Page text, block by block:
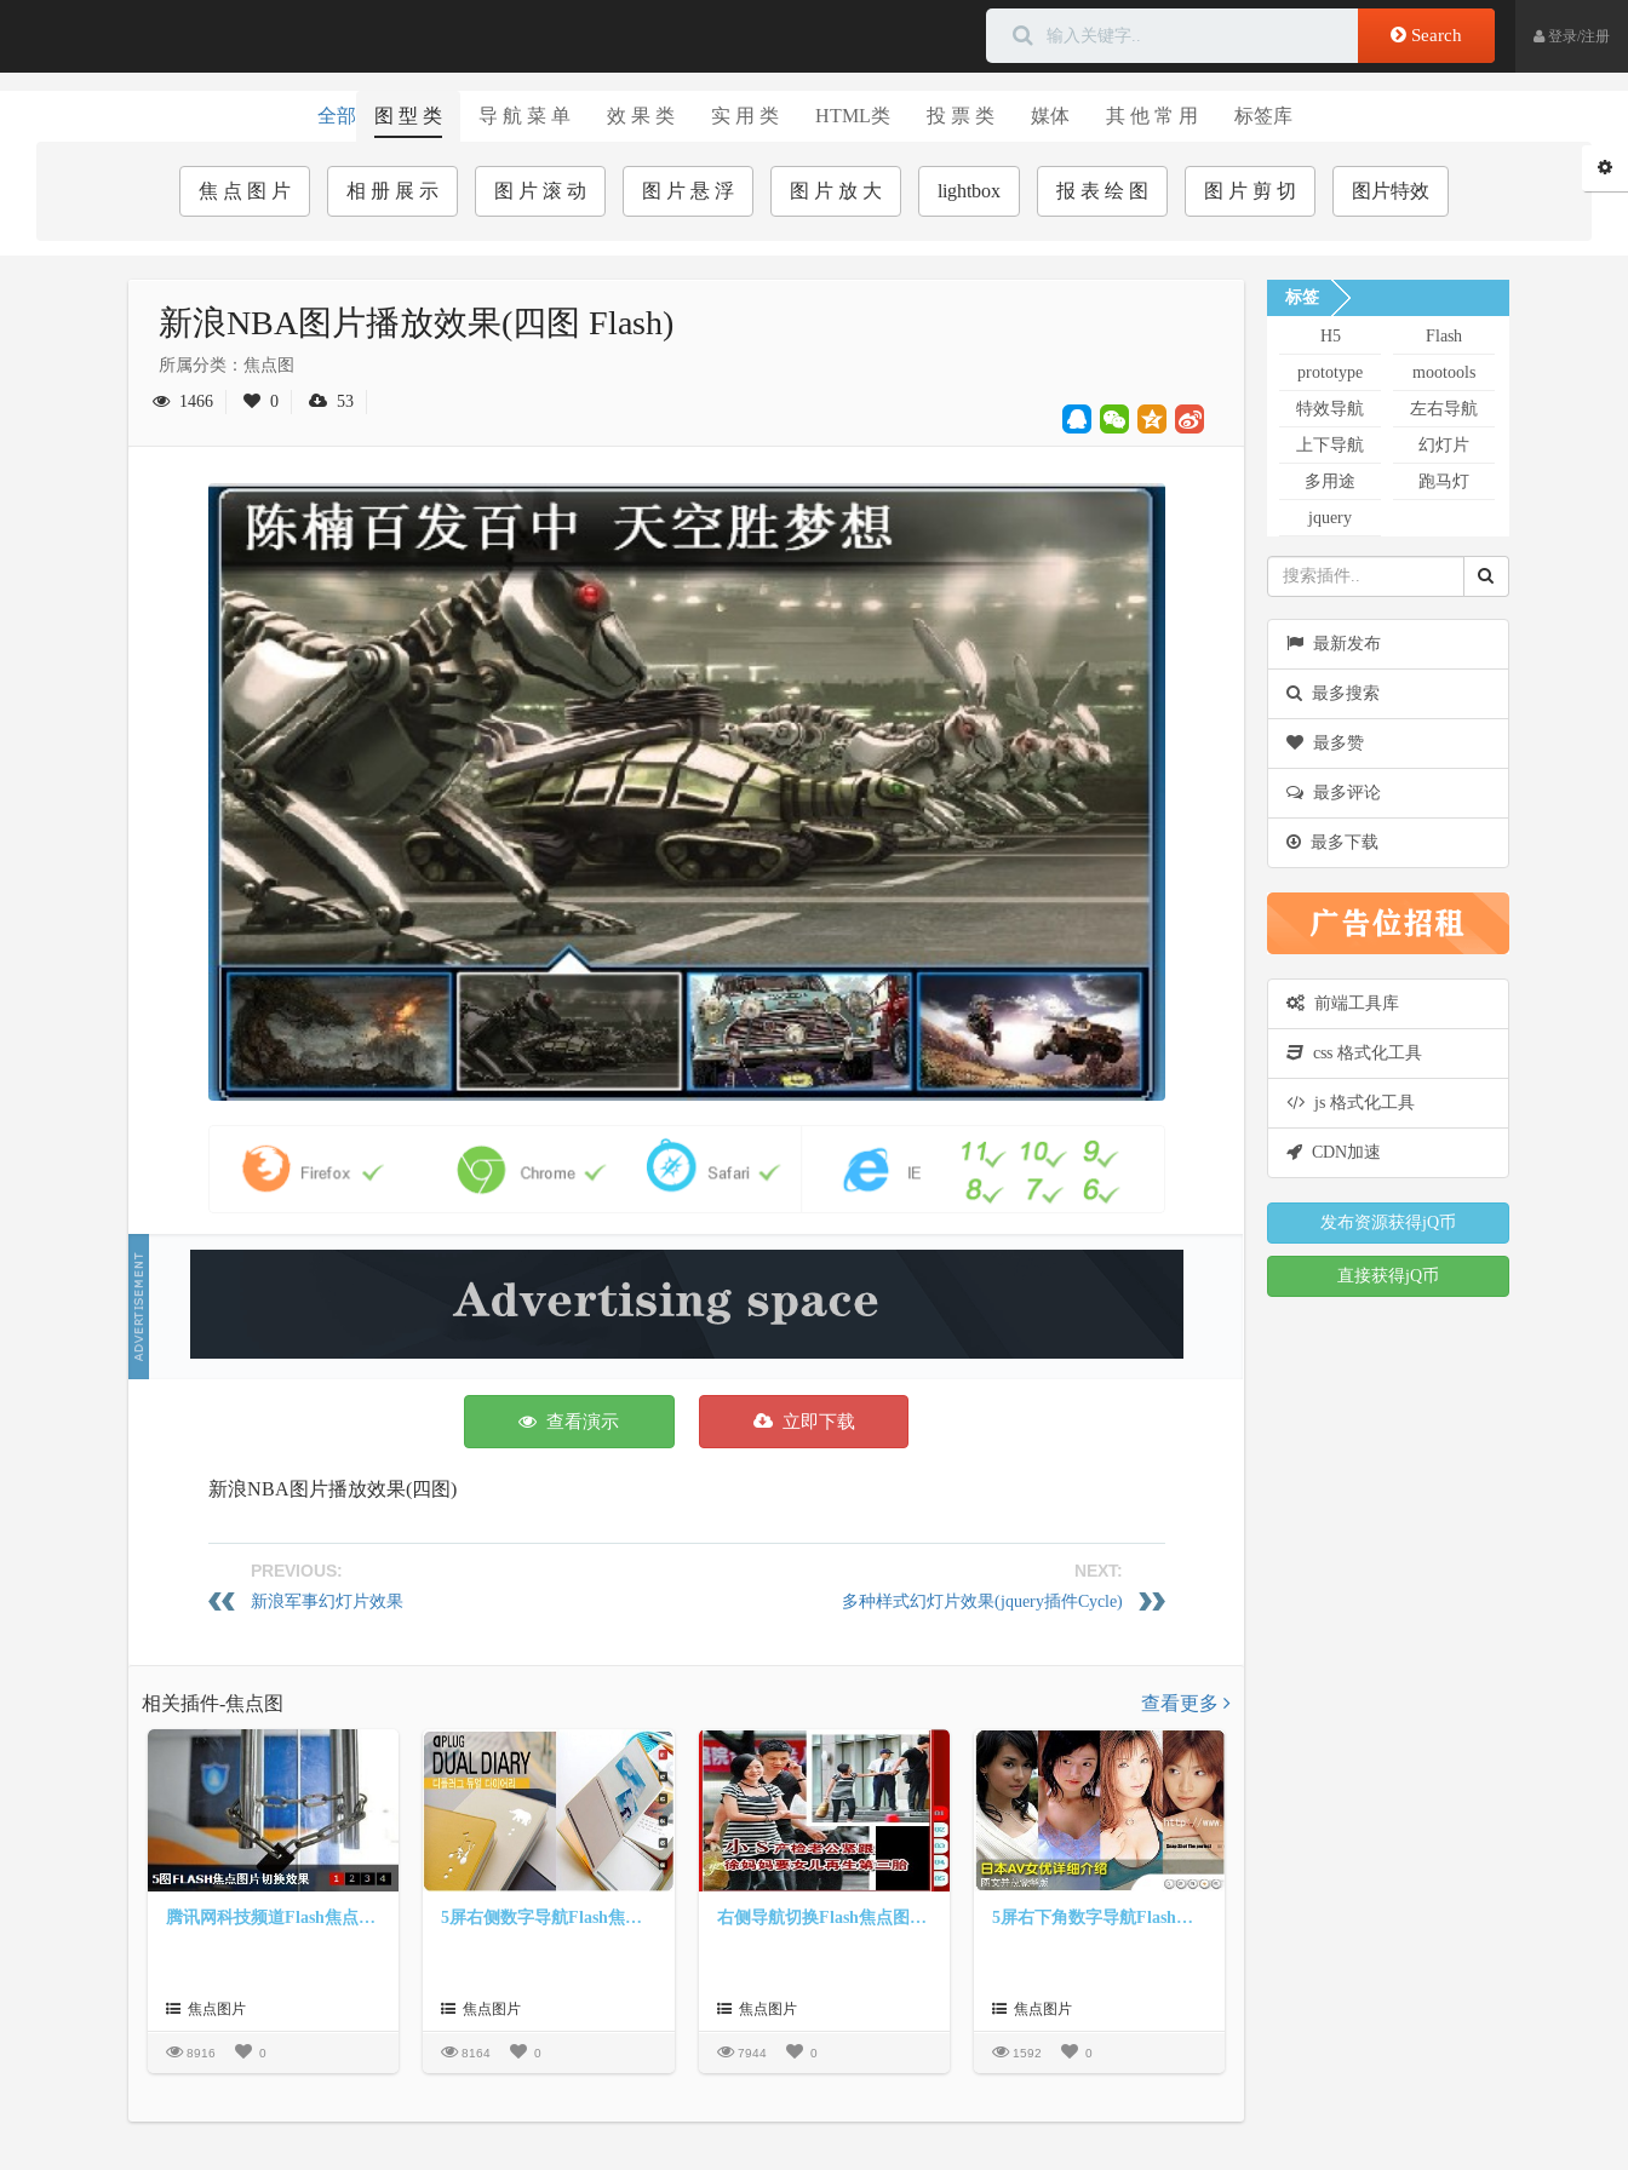
Search 登录/注册
全部 图 型 类 导 航 菜 单 效 果 类 实 用 类 HTML类 投 票 类 媒体 其 他 常 用 标签库
焦 点 图 片 相 册 展 示 图 片 滚 动 图 片 悬 浮 图 片 放 大 lightbox 报 表 绘 图 图 片 剪 切 图片特效
新浪NBA图片播放效果(四图 Flash)
所属分类：焦点图
1466
0 53
查看演示 立即下载
新浪NBA图片播放效果(四图)
PREVIOUS: NEXT:
新浪军事幻灯片效果 多种样式幻灯片效果(jquery插件Cycle)
相关插件-焦点图 查看更多
腾讯网科技频道Flash焦点图切换效果
焦点图片
8916 0
5屏右侧数字导航Flash焦点图
焦点图片
8164 0
右侧导航切换Flash焦点图切换效果
焦点图片
7944 0
5屏右下角数字导航Flash幻灯片效果
焦点图片
1592 0
标签
H5
Flash
prototype
mootools
特效导航
左右导航
上下导航
幻灯片
多用途
跑马灯
jquery
最新发布
最多搜索
最多赞
最多评论
最多下载
前端工具库
css 格式化工具
js 格式化工具
CDN加速
发布资源获得jQ币
直接获得jQ币